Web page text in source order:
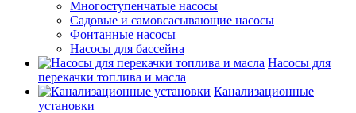
Многоступенчатые насосы
Садовые и самовсасывающие насосы
Фонтанные насосы
Насосы для бассейна
Насосы для
перекачки топлива и масла
Канализационные
установки